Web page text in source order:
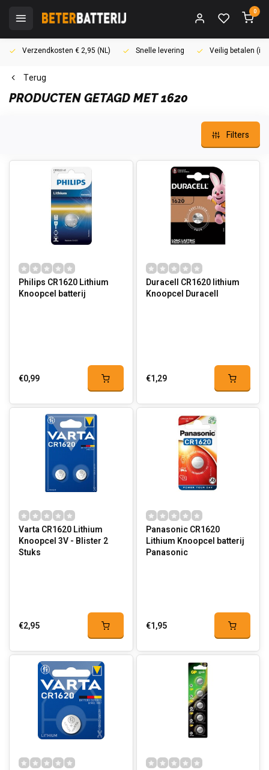
0
Verzendkosten € 2,95 (NL) Snelle levering Veilig betalen
Terug
PRODUCTEN GETAGD MET 1620
Filters
Philips CR1620 Lithium
Knoopcel batterij
€0,99
Duracell CR1620 lithium
Knoopcel Duracell
€1,29
Varta CR1620 Lithium
Knoopcel 3V - Blister 2
Stuks
€2,95
Panasonic CR1620
Lithium Knoopcel batterij
Panasonic
€1,95